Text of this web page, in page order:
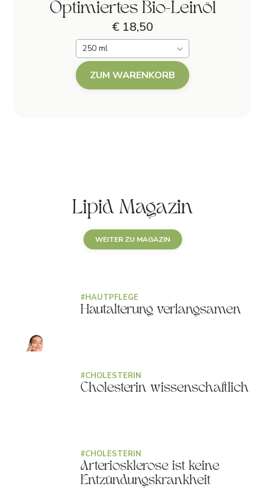
Optimiertes Bio-Leinöl
€ 18,50
250 ml
ZUM WARENKORB
Lipid Magazin
WEITER ZU MAGAZIN
#HAUTPFLEGE
Hautalterung verlangsamen
#CHOLESTERIN
Cholesterin wissenschaftlich
#CHOLESTERIN
Arteriosklerose ist keine
Entzündungskrankheit